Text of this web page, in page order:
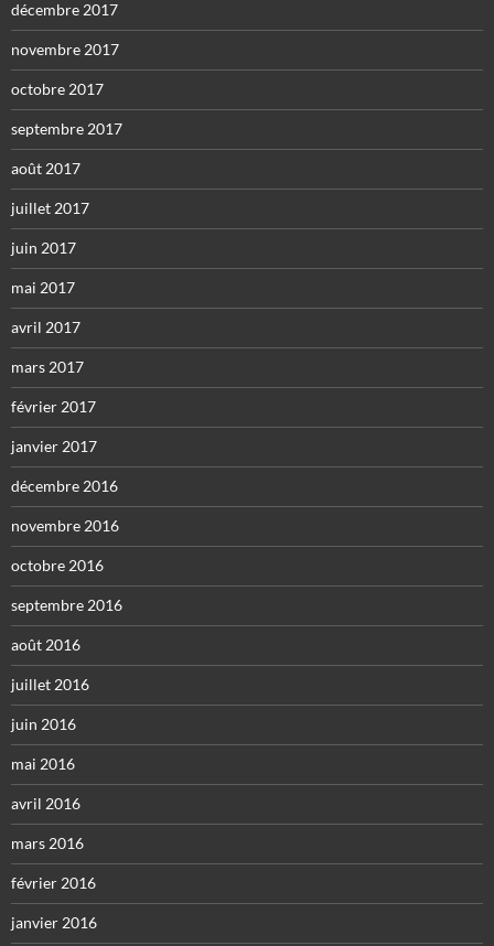
décembre 2017
novembre 2017
octobre 2017
septembre 2017
août 2017
juillet 2017
juin 2017
mai 2017
avril 2017
mars 2017
février 2017
janvier 2017
décembre 2016
novembre 2016
octobre 2016
septembre 2016
août 2016
juillet 2016
juin 2016
mai 2016
avril 2016
mars 2016
février 2016
janvier 2016